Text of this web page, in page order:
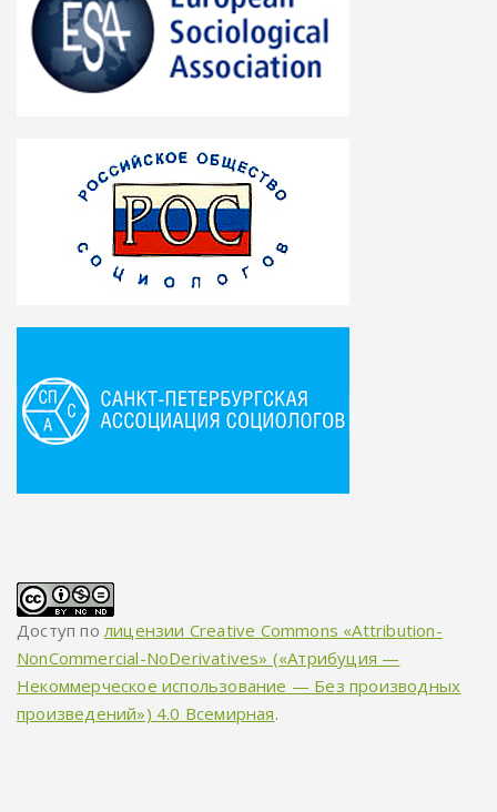
Доступ полицензии Creative Commons «Attribution-
NonCommercial-NoDerivatives» («Атрибуция —
Некоммерческое использование — Без производных
произведений») 4.0 Всемирная.